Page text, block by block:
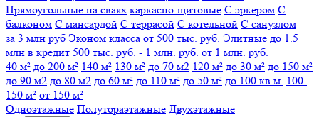
Прямоугольные на сваях каркасно-щитовые С эркером С
балконом С мансардой С террасой С котельной С санузлом
за 3 млн руб Эконом класса от 500 тыс. руб. Элитные до 1.5
млн в кредит 500 тыс. руб. - 1 млн. руб. от 1 млн. руб.
40 м² до 200 м² 140 м² 130 м² до 70 м2 120 м² до 30 м² до 150 м²
до 90 м2 до 80 м2 до 60 м² до 110 м² до 50 м² до 100 кв.м. 100-
150 м² от 150 м²
Одноэтажные Полутораэтажные Двухэтажные